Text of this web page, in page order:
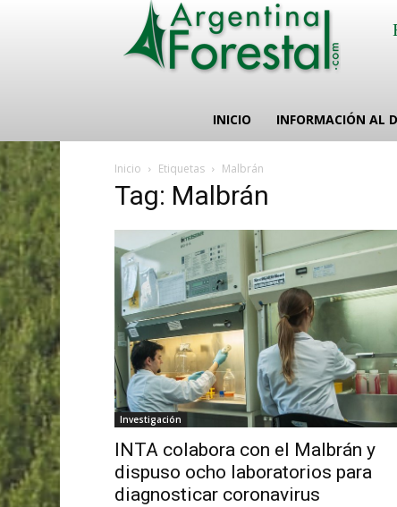
INICIO INFORMACIÓN AL
Inicio Etiquetas Malbrán
Tag: Malbrán
Investigación
INTA colabora con el Malbrán y
dispuso ocho laboratorios para
diagnosticar coronavirus